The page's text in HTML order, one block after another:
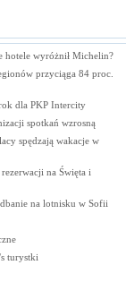
hotele wyróżnił Michelin?
przyciąga 84 proc.
dla PKP Intercity
spotkań wzrosną
spędzają wakacje w
na Święta i
na lotnisku w Sofii
turystki